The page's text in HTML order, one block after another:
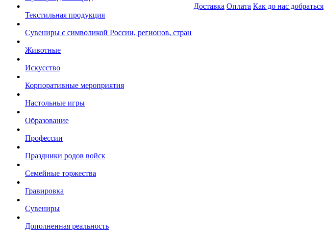
Текстильная продукция
Сувениры с символикой России, регионов, стран
Животные
Искусство
Корпоративные мероприятия
Настольные игры
Образование
Профессии
Праздники родов войск
Семейные торжества
Гравировка
Сувениры
Дополненная реальность
Доставка Оплата Как до нас добраться